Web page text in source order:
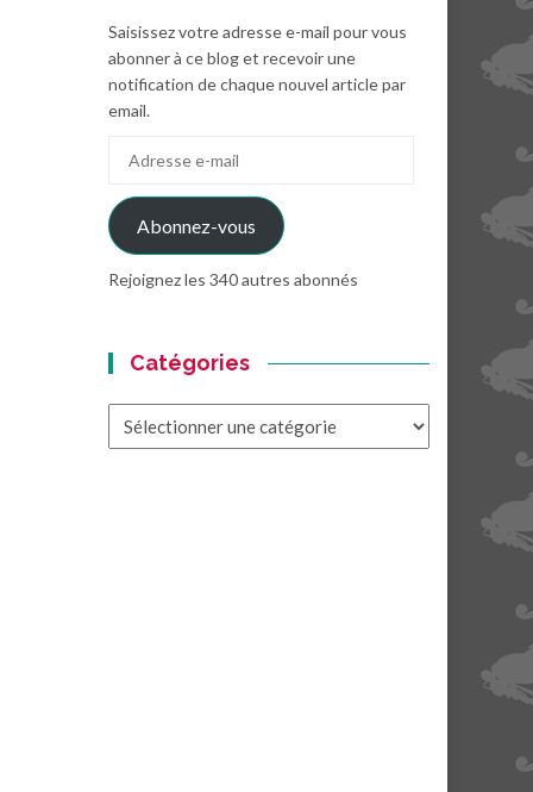
Saisissez votre adresse e-mail pour vous
abonner à ce blog et recevoir une
notification de chaque nouvel article par
email.
mail
Abonnez-vous
Rejoignez les 340 autres abonnés
Catégories